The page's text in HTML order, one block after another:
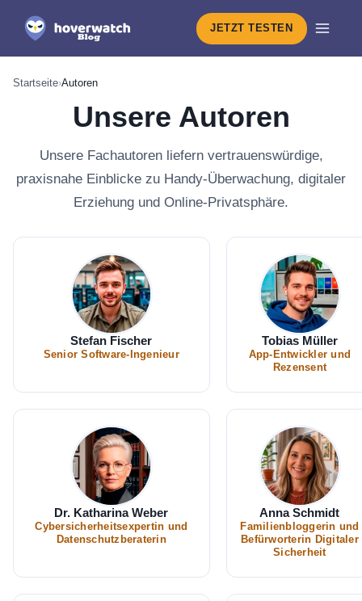
JETZT TESTEN
Startseite›Autoren
Unsere Autoren
Unsere Fachautoren liefern vertrauenswürdige,
praxisnahe Einblicke zu Handy-Überwachung, digitaler
Erziehung und Online-Privatsphäre.
Stefan Fischer
Senior Software-Ingenieur
Tobias Müller
App-Entwickler und
Rezensent
Dr. Katharina Weber
Cybersicherheitsexpertin und
Datenschutzberaterin
Anna Schmidt
Familienbloggerin und
Befürworterin Digitaler
Sicherheit